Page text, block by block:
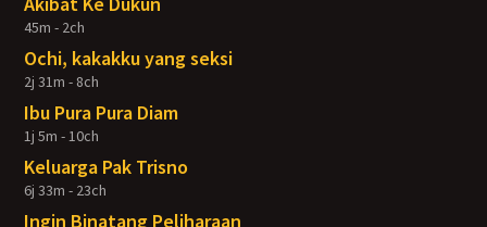
45m - 2ch
Ochi, kakakku yang seksi
2j 31m - 8ch
Ibu Pura Pura Diam
1j 5m - 10ch
Keluarga Pak Trisno
6j 33m - 23ch
Ingin Binatang Peliharaan